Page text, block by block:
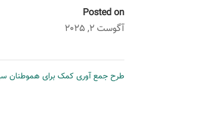
Posted on
آگوست 2, 2025
طرح جمع آوری کمک برای هموطنان